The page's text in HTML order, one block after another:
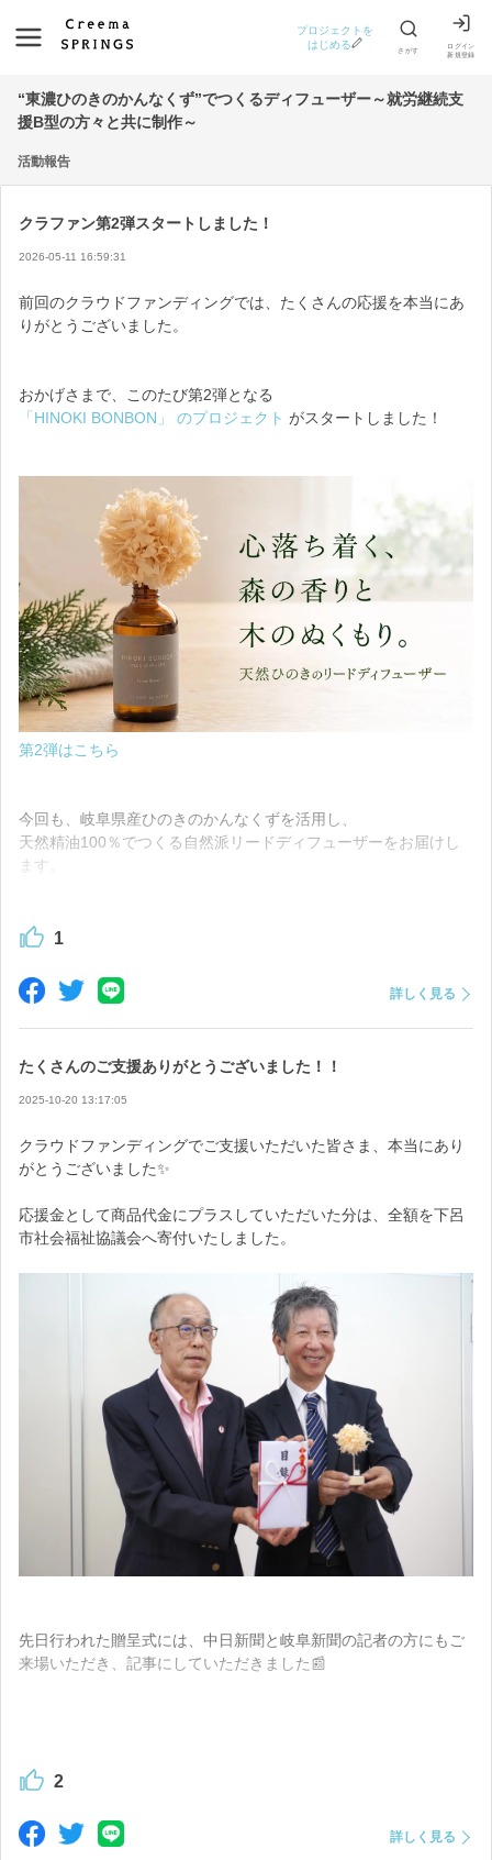
さがす
プロジェクトを
はじめる
ログイン
新規登録
“東濃ひのきのかんなくず”でつくるディフューザー～就労継続支
援B型の方々と共に制作～
活動報告
クラファン第2弾スタートしました！
2026-05-11 16:59:31
前回のクラウドファンディングでは、たくさんの応援を本当にあ
りがとうございました。
おかげさまで、このたび第2弾となる
「HINOKI BONBON」 のプロジェクト がスタートしました！
第2弾はこちら
今回も、岐阜県産ひのきのかんなくずを活用し、
天然精油100％でつくる自然派リードディフューザーをお届けし
ます。
そして前回に引き続き、就労継続支援B型事業所のメンバーさん
香りには、東濃ひのきの木部と葉部から抽出した天然精油を贅沢
森の中にいるような、やさしく澄んだ香りがふわっと広がりま
す。
さらに今回は、森林生活オリジナルの
1
詳しく見る
たくさんのご支援ありがとうございました！！
2025-10-20 13:17:05
クラウドファンディングでご支援いただいた皆さま、本当にあり
がとうございました✨
応援金として商品代金にプラスしていただいた分は、全額を下呂
市社会福祉協議会へ寄付いたしました。
先日行われた贈呈式には、中日新聞と岐阜新聞の記者の方にもご
来場いただき、記事にしていただきました📰
2
詳しく見る